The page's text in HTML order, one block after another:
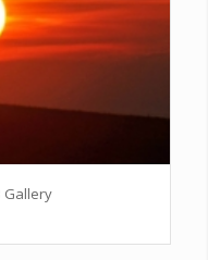
Gallery